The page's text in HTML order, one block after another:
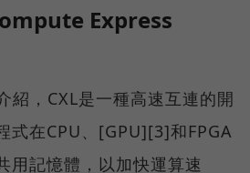
Express
，CXL是一種高速互連的開
式在CPU、[GPU][3]和FPGA
用記憶體，以加快運算速